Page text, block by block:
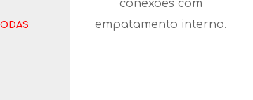
conexões com
empatamento interno.